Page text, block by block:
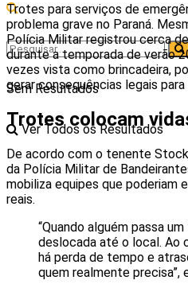
Sem Resultados
Ver Todos os Resultados
Trotes para serviços de
problema grave no Paraná.
Polícia Militar registrou cerca
durante a temporada de verão
vezes vista como brincadeira,
gerar consequências legais
Trotes colocam
De acordo com o tenente
da Polícia Militar de
mobiliza equipes que poderiam
reais.
“Quando alguém passa
deslocada até o local. Ao
há perda de tempo e
quem realmente precisa”,